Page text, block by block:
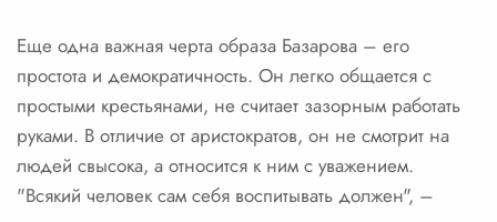
Еще одна важная черта образа Базарова – его
простота и демократичность. Он легко общается с
простыми крестьянами, не считает зазорным работать
руками. В отличие от аристократов, он не смотрит на
людей свысока, а относится к ним с уважением.
"Всякий человек сам себя воспитывать должен", –